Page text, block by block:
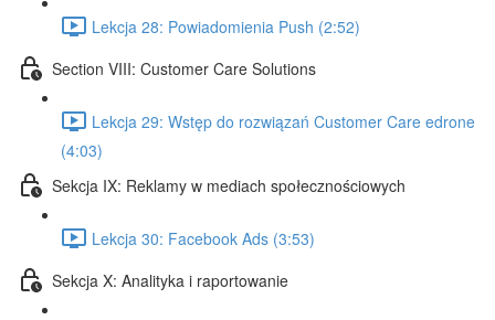
Lekcja 28: Powiadomienia Push (2:52)
Section VIII: Customer Care Solutions
Lekcja 29: Wstęp do rozwiązań Customer Care edrone
(4:03)
Sekcja IX: Reklamy w mediach społecznościowych
Lekcja 30: Facebook Ads (3:53)
Sekcja X: Analityka i raportowanie